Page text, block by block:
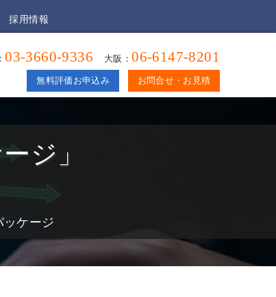
採用情報
03-3660-9336 大阪：06-6147-8201
無料評価お申込み お問合せ・お見積
ジ」
ッケージ